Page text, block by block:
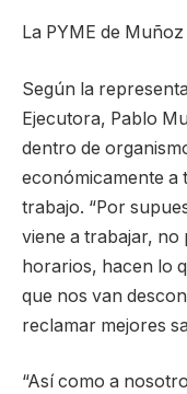
La PYME de Muñoz
Según la
Ejecutora, Pablo
dentro de
económicamente a
trabajo. “Por
viene a trabajar, no
horarios, hacen lo
que nos van
reclamar mejores
“Así como a